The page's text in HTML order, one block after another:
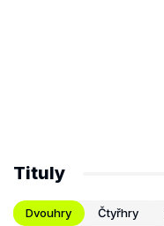
Tituly
Dvouhry Čtyřhry